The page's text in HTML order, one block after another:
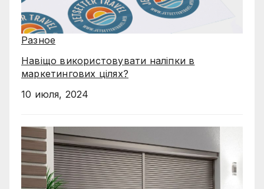
Разное
Навіщо використовувати наліпки в
маркетингових цілях?
10 июля, 2024